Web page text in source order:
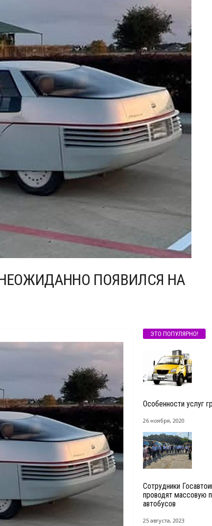
НЕОЖИДАННО ПОЯВИЛСЯ НА
ЭТО ПОПУЛЯРНО!
Особенности услуг
26 ноября, 2020
Сотрудники
проводят массовую
автобусов
25 августа, 2023